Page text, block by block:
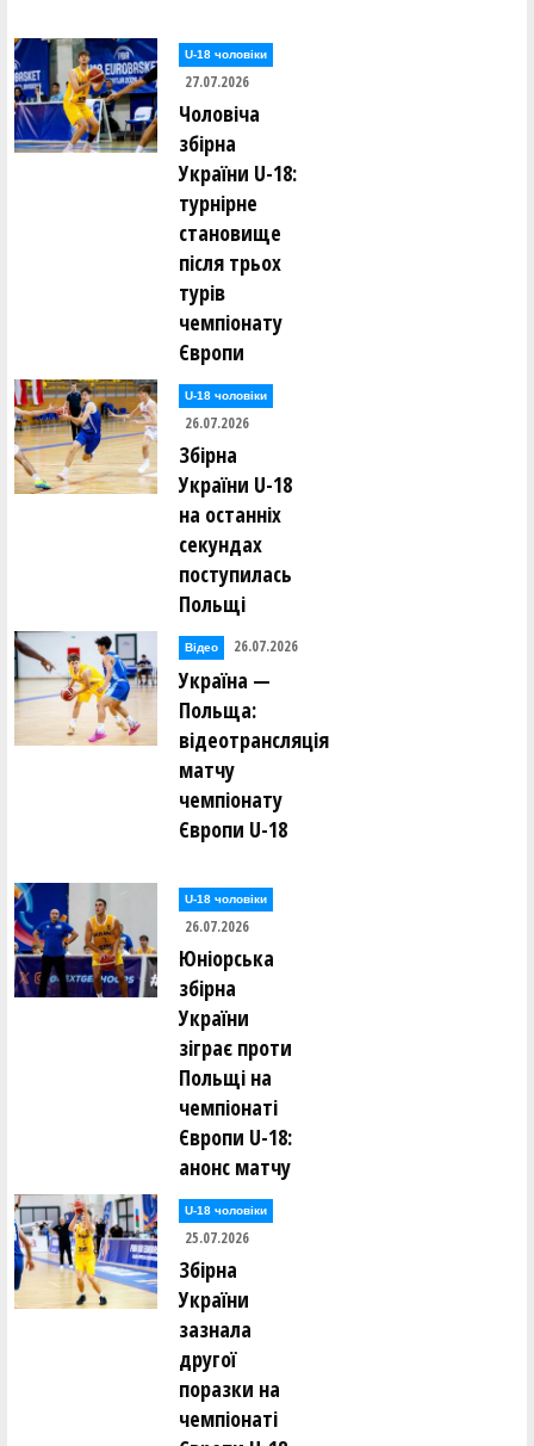
U-18 чоловіки
27.07.2026
Чоловіча
збірна
України U-18:
турнірне
становище
після трьох
турів
чемпіонату
Європи
U-18 чоловіки
26.07.2026
Збірна
України U-18
на останніх
секундах
поступилась
Польщі
Відео 26.07.2026
Україна —
Польща:
відеотрансляція
матчу
чемпіонату
Європи U-18
U-18 чоловіки
26.07.2026
Юніорська
збірна
України
зіграє проти
Польщі на
чемпіонаті
Європи U-18:
анонс матчу
U-18 чоловіки
25.07.2026
Збірна
України
зазнала
другої
поразки на
чемпіонаті